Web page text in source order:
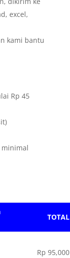
excel,
kami bantu
Rp 45
minimal
TOTAL
Rp 95,000